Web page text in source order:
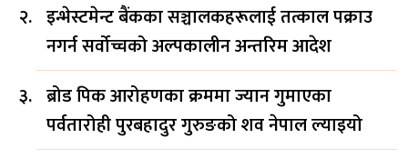
इन्भेस्टमेन्ट बैंकका सञ्चालकहरूलाई तत्काल पक्राउ
नगर्न सर्वोच्चको अल्पकालीन अन्तरिम आदेश
ब्रोड पिक आरोहणका क्रममा ज्यान गुमाएका
पर्वतारोही पुरबहादुर गुरुङको शव नेपाल ल्याइयो